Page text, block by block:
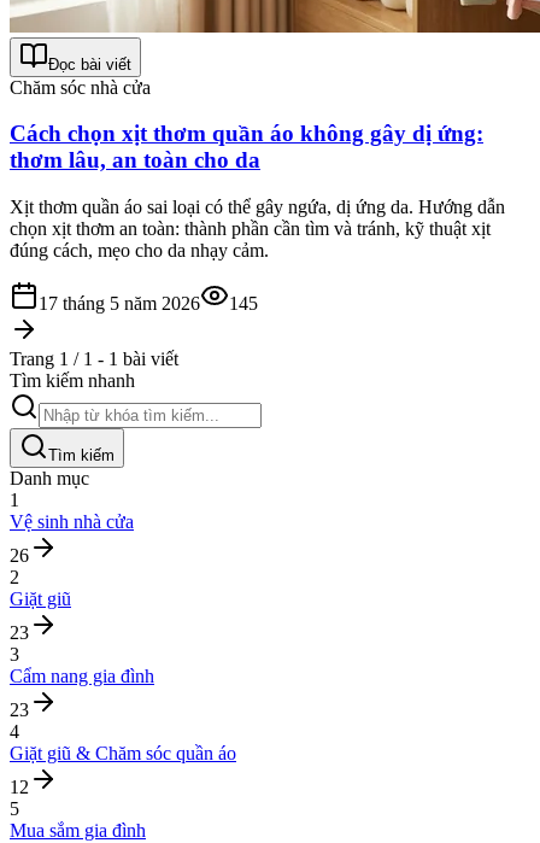
Đọc bài viết
Chăm sóc nhà cửa
Cách chọn xịt thơm quần áo không gây dị ứng:
thơm lâu, an toàn cho da
Xịt thơm quần áo sai loại có thể gây ngứa, dị ứng da. Hướng dẫn
chọn xịt thơm an toàn: thành phần cần tìm và tránh, kỹ thuật xịt
đúng cách, mẹo cho da nhạy cảm.
17 tháng 5 năm 2026 145
Trang 1 / 1 - 1 bài viết
Tìm kiếm nhanh
Tìm kiếm
Danh mục
1
Vệ sinh nhà cửa
26
2
Giặt giũ
23
3
Cẩm nang gia đình
23
4
Giặt giũ & Chăm sóc quần áo
12
5
Mua sắm gia đình